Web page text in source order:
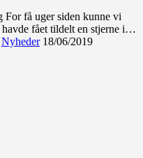
For få uger siden kunne vi
fået tildelt en stjerne i…
Nyheder 18/06/2019